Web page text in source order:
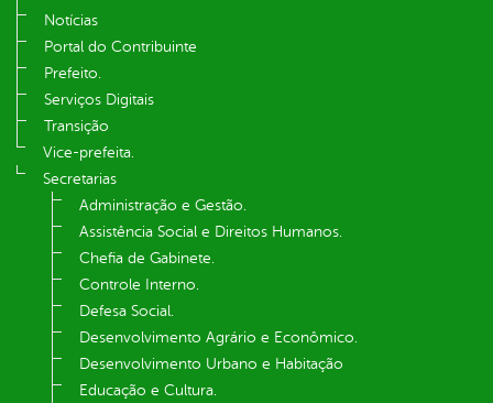
Notícias
Portal do Contribuinte
Prefeito.
Serviços Digitais
Transição
Vice-prefeita.
Secretarias
Administração e Gestão.
Assistência Social e Direitos Humanos.
Chefia de Gabinete.
Controle Interno.
Defesa Social.
Desenvolvimento Agrário e Econômico.
Desenvolvimento Urbano e Habitação
Educação e Cultura.